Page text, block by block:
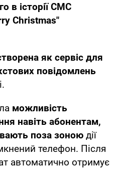
в історії СМС
Christmas"
як сервіс для
повідомлень
можливість
навіть абонентам,
поза зоною дії
телефон. Після
автоматично отримує